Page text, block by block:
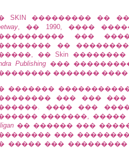
SKIN ��������� ��
, �� 1990, ����
���
��
�� Skin
Publishing���
�������
�������
��� ���
���� ���
�������,
�� ������ ���
���
����� ���